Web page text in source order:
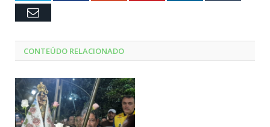
Email
CONTEÚDO RELACIONADO